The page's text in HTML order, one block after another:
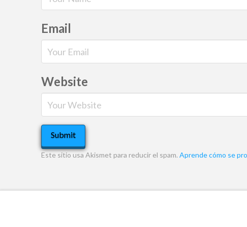
Email
Website
Este sitio usa Akismet para reducir el spam. Aprende cómo se